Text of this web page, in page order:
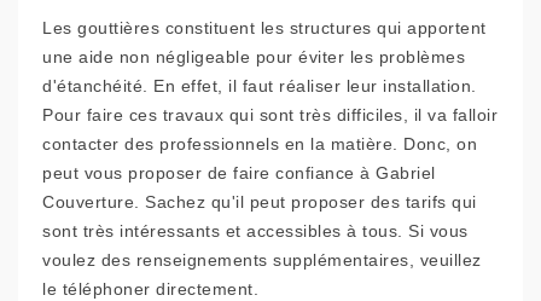
Les gouttières constituent les structures qui apportent
une aide non négligeable pour éviter les problèmes
d'étanchéité. En effet, il faut réaliser leur installation.
Pour faire ces travaux qui sont très difficiles, il va falloir
contacter des professionnels en la matière. Donc, on
peut vous proposer de faire confiance à Gabriel
Couverture. Sachez qu'il peut proposer des tarifs qui
sont très intéressants et accessibles à tous. Si vous
voulez des renseignements supplémentaires, veuillez
le téléphoner directement.